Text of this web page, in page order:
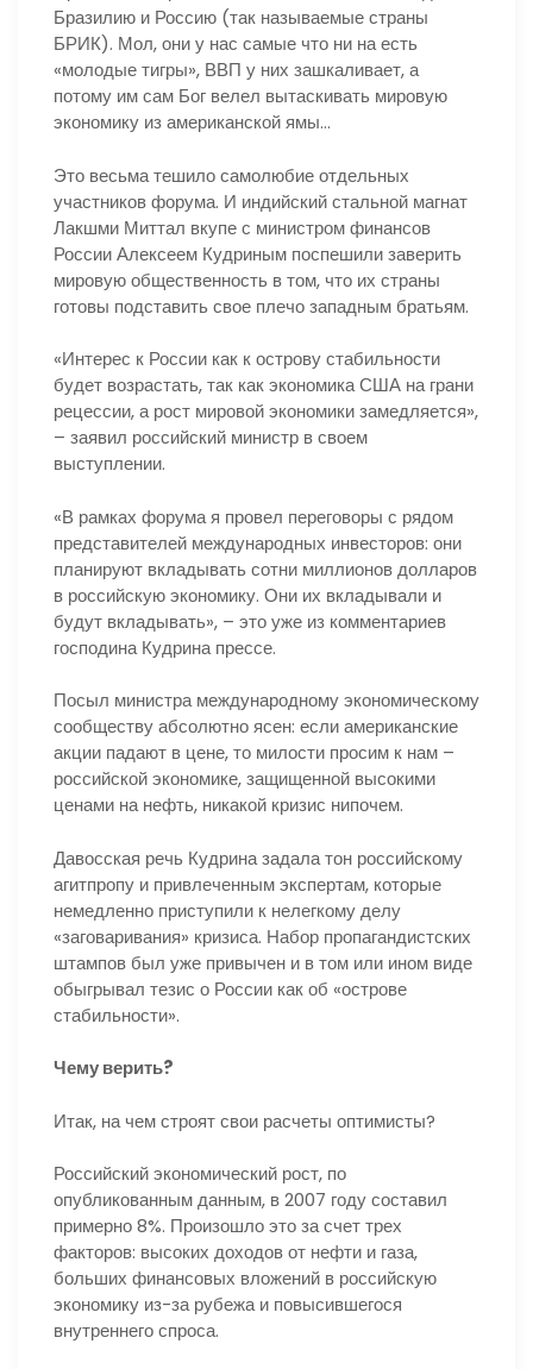
Бразилию и Россию (так называемые страны
БРИК). Мол, они у нас самые что ни на есть
«молодые тигры», ВВП у них зашкаливает, а
потому им сам Бог велел вытаскивать мировую
экономику из американской ямы…
Это весьма тешило самолюбие отдельных
участников форума. И индийский стальной магнат
Лакшми Миттал вкупе с министром финансов
России Алексеем Кудриным поспешили заверить
мировую общественность в том, что их страны
готовы подставить свое плечо западным братьям.
«Интерес к России как к острову стабильности
будет возрастать, так как экономика США на грани
рецессии, а рост мировой экономики замедляется»,
– заявил российский министр в своем
выступлении.
«В рамках форума я провел переговоры с рядом
представителей международных инвесторов: они
планируют вкладывать сотни миллионов долларов
в российскую экономику. Они их вкладывали и
будут вкладывать», – это уже из комментариев
господина Кудрина прессе.
Посыл министра международному экономическому
сообществу абсолютно ясен: если американские
акции падают в цене, то милости просим к нам –
российской экономике, защищенной высокими
ценами на нефть, никакой кризис нипочем.
Давосская речь Кудрина задала тон российскому
агитпропу и привлеченным экспертам, которые
немедленно приступили к нелегкому делу
«заговаривания» кризиса. Набор пропагандистских
штампов был уже привычен и в том или ином виде
обыгрывал тезис о России как об «острове
стабильности».
Чему верить?
Итак, на чем строят свои расчеты оптимисты?
Российский экономический рост, по
опубликованным данным, в 2007 году составил
примерно 8%. Произошло это за счет трех
факторов: высоких доходов от нефти и газа,
больших финансовых вложений в российскую
экономику из-за рубежа и повысившегося
внутреннего спроса.